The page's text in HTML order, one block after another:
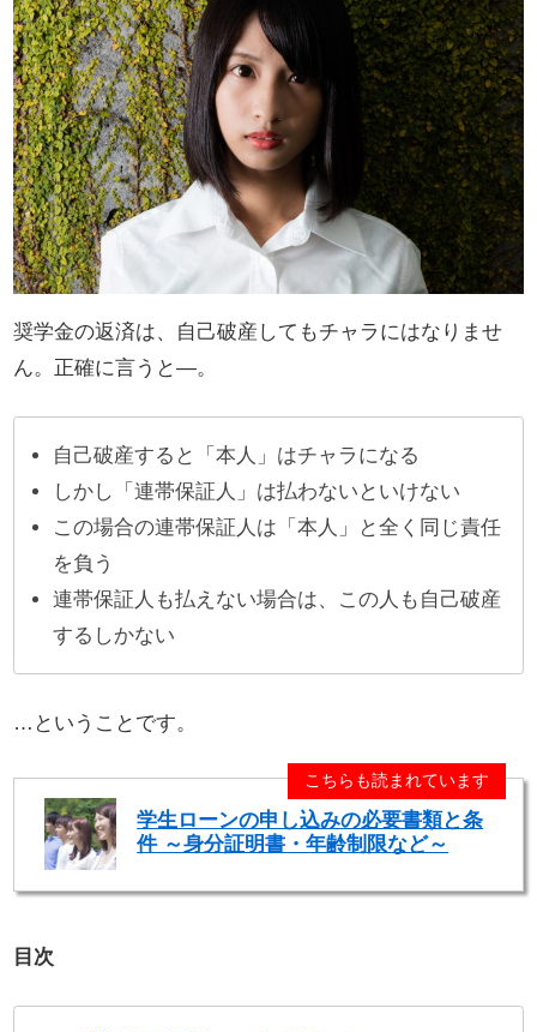
奨学金の返済は、自己破産してもチャラにはなりませ
ん。正確に言うと―。
自己破産すると「本人」はチャラになる
しかし「連帯保証人」は払わないといけない
この場合の連帯保証人は「本人」と全く同じ責任
を負う
連帯保証人も払えない場合は、この人も自己破産
するしかない
…ということです。
こちらも読まれています
学生ローンの申し込みの必要書類と条
件 ～身分証明書・年齢制限など～
目次